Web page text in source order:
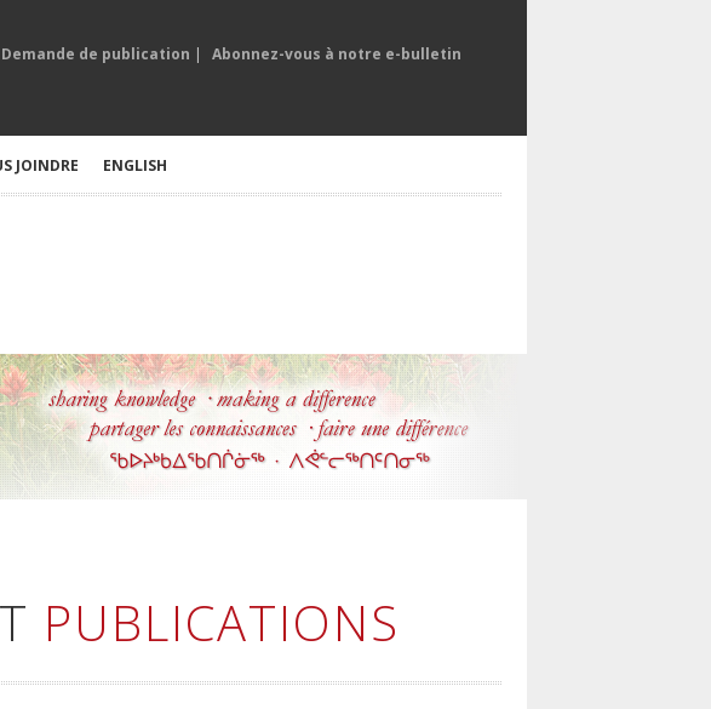
Demande de publication | Abonnez-vous à notre e-bulletin
JOINDRE ENGLISH
PUBLICATIONS